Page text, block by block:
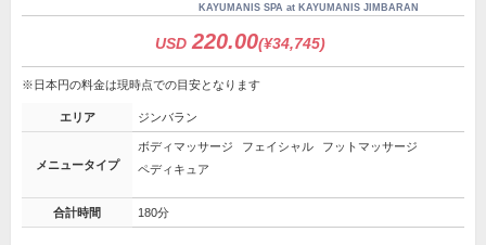
KAYUMANIS SPA at KAYUMANIS JIMBARAN
USD 220.00(¥34,745)
※日本円の料金は現時点での目安となります
エリア ジンバラン
メニュータイプ
ボディマッサージ フェイシャル
フットマッサージ
ペディキュア
合計時間 180分